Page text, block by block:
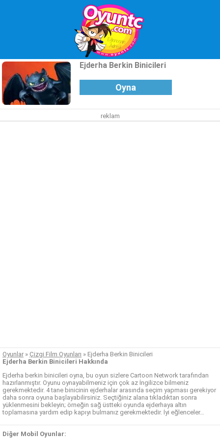
Ejderha Berkin Binicileri
Oyna
reklam
Oyunlar » Çizgi Film Oyunları » Ejderha Berkin Binicileri
Ejderha Berkin Binicileri Hakkında
Ejderha berkin binicileri oyna, bu oyun sizlere Cartoon Network tarafından
hazırlanmıştır. Oyunu oynayabilmeniz için çok az İngilizce bilmeniz
gerekmektedir. 4 tane binicinin ejderhalar arasında seçim yapması gerekiyor
daha sonra oyuna başlayabilirsiniz. Seçtiğiniz alana tıkladıktan sonra
yüklenmesini bekleyin; örneğin sağ üstteki oyunda ejderhaya altın
toplamasına yardım edip kapıyı bulmanız gerekmektedir. İyi eğlenceler…
Diğer Mobil Oyunlar: